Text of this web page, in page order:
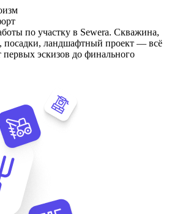
по участку в Sewera. Скважина,
посадки, ландшафтный проект — всё
эскизов до финального